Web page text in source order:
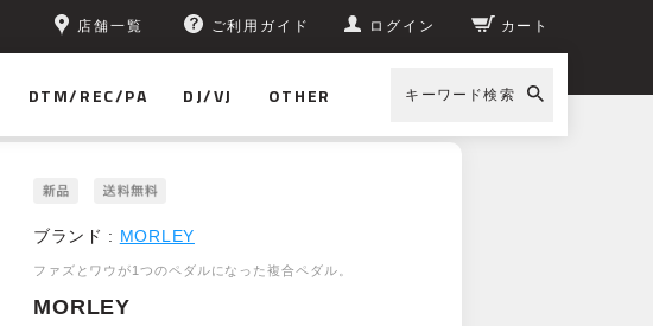
店舗一覧 ご利用ガイド ログイン カート
DTM/REC/PA DJ/VJ OTHER キーワード検索
ブランド : MORLEY
ファズとワウが1つのペダルになった複合ペダル。
MORLEY